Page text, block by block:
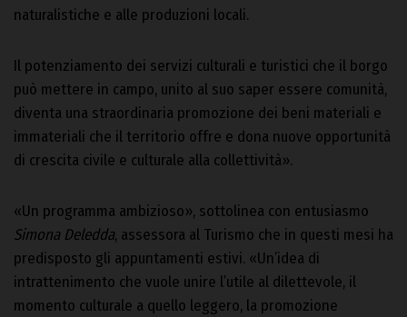
naturalistiche e alle produzioni locali.
Il potenziamento dei servizi culturali e turistici che il borgo
può mettere in campo, unito al suo saper essere comunità,
diventa una straordinaria promozione dei beni materiali e
immateriali che il territorio offre e dona nuove opportunità
di crescita civile e culturale alla collettività».
«Un programma ambizioso», sottolinea con entusiasmo
Simona Deledda, assessora al Turismo che in questi mesi ha
predisposto gli appuntamenti estivi. «Un’idea di
intrattenimento che vuole unire l’utile al dilettevole, il
momento culturale a quello leggero, la promozione